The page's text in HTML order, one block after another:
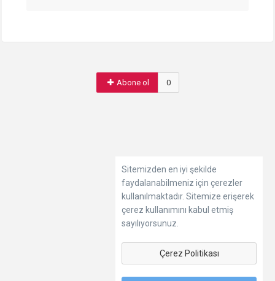
Abone ol 0
Sitemizden en iyi şekilde
faydalanabilmeniz için çerezler
kullanılmaktadır. Sitemize erişerek
çerez kullanımını kabul etmiş
sayılıyorsunuz.
Çerez Politikası